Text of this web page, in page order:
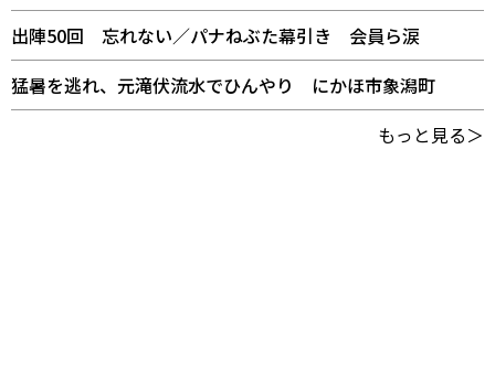
出陣50回 忘れない／パナねぶた幕引き 会員ら涙
猛暑を逃れ、元滝伏流水でひんやり にかほ市象潟町
もっと見る＞